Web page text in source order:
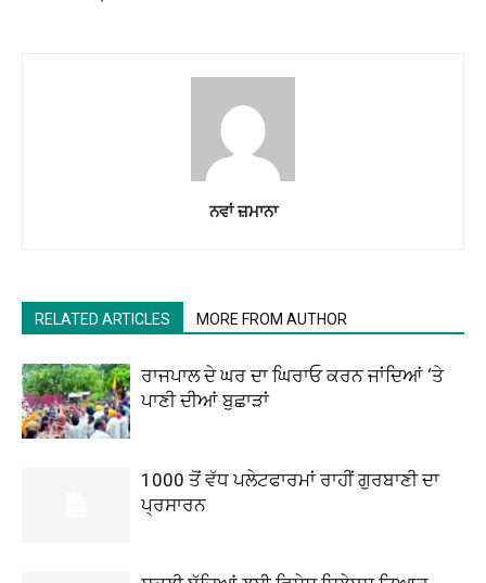
ਨਵਾਂ ਜ਼ਮਾਨਾ
RELATED ARTICLES MORE FROM AUTHOR
ਰਾਜਪਾਲ ਦੇ ਘਰ ਦਾ ਘਿਰਾਓ ਕਰਨ ਜਾਂਦਿਆਂ ‘ਤੇ
ਪਾਣੀ ਦੀਆਂ ਬੁਛਾੜਾਂ
1000 ਤੋਂ ਵੱਧ ਪਲੇਟਫਾਰਮਾਂ ਰਾਹੀਂ ਗੁਰਬਾਣੀ ਦਾ
ਪ੍ਰਸਾਰਨ